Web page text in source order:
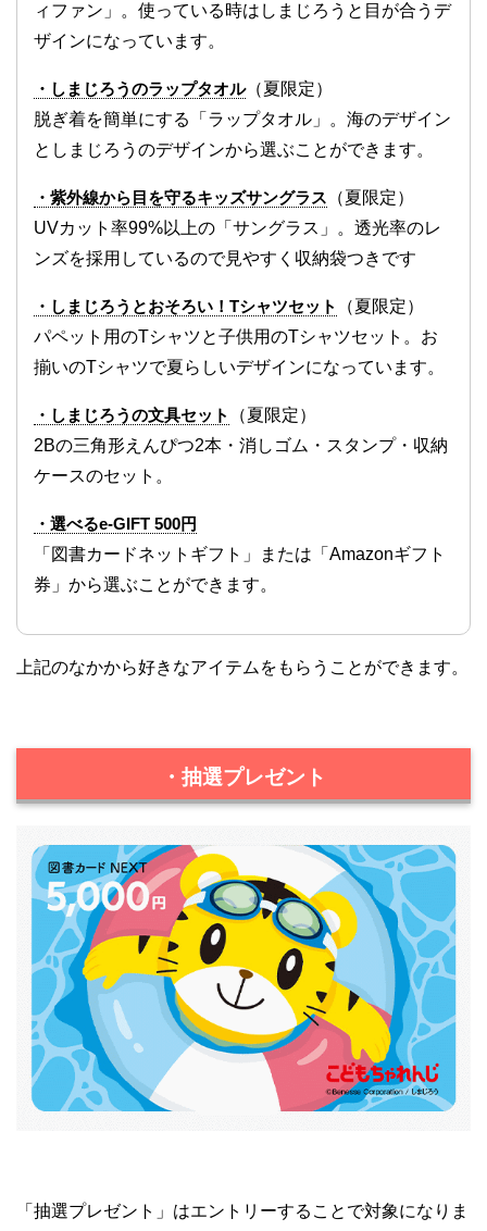
ィファン」。使っている時はしまじろうと目が合うデ
ザインになっています。
・しまじろうのラップタオル（夏限定）
脱ぎ着を簡単にする「ラップタオル」。海のデザイン
としまじろうのデザインから選ぶことができます。
・紫外線から目を守るキッズサングラス （夏限定）
UVカット率99%以上の「サングラス」。透光率のレ
ンズを採用しているので見やすく収納袋つきです
・しまじろうとおそろい！Tシャツセット
（夏限定）
パペット用のTシャツと子供用のTシャツセット。お
揃いのTシャツで夏らしいデザインになっています。
・しまじろうの文具セット
（夏限定）
2Bの三角形えんぴつ2本・消しゴム・スタンプ・収納
ケースのセット。
・選べるe-GIFT 500円
「図書カードネットギフト」または「Amazonギフト
券」から選ぶことができます。
上記のなかから好きなアイテムをもらうことができます。
・抽選プレゼント
「抽選プレゼント」はエントリーすることで対象になりま